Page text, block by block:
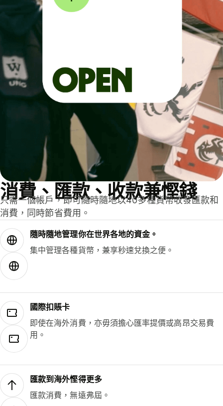
消費、匯款、收款兼慳錢
只需一個帳戶，即可隨時隨地以40多種貨幣收發匯款和
消費，同時節省費用。
隨時隨地管理你在世界各地的資金。
集中管理各種貨幣，兼享秒速兌換之便。
國際扣賬卡
即使在海外消費，亦毋須擔心匯率提價或高昂交易費
用。
匯款到海外慳得更多
匯款消費，無遠弗屆。